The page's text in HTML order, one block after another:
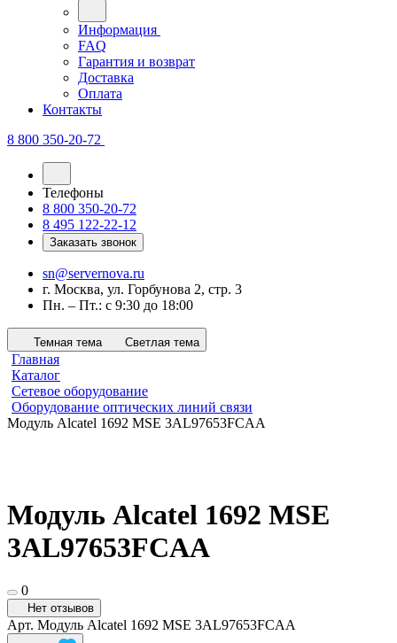
Информация
FAQ
Гарантия и возврат
Доставка
Оплата
Контакты
8 800 350-20-72
Телефоны
8 800 350-20-72
8 495 122-22-12
Заказать звонок
sn@servernova.ru
г. Москва, ул. Горбунова 2, стр. 3
Пн. – Пт.: с 9:30 до 18:00
Темная тема Светлая тема
Главная
Каталог
Сетевое оборудование
Оборудование оптических линий связи
Модуль Alcatel 1692 MSE 3AL97653FCAA
Модуль Alcatel 1692 MSE
3AL97653FCAA
0
Нет отзывов
Арт. Модуль Alcatel 1692 MSE 3AL97653FCAA